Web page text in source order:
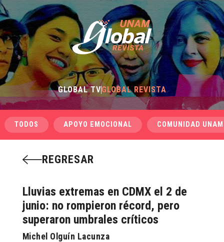
GLOBAL TVGLOBAL REVISTA
TODOS APOYO EMOCIONAL COMUNIDAD UNAM
REGRESAR
Lluvias extremas en CDMX el 2 de
junio: no rompieron récord, pero
superaron umbrales críticos
Michel Olguín Lacunza